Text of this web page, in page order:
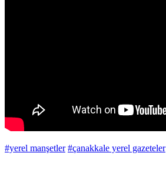
#yerel manşetler #çanakkale yerel gazeteler